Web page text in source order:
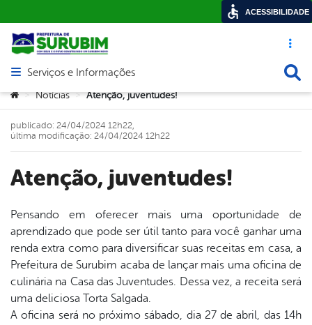
Acesso
Abrir menu principal de navegação
Serviços e Informações
Você está aqui:
> Notícias > Atenção, juventudes!
Atenção, juventudes!
publicado: 24/04/2024 12h22,
última modificação: 24/04/2024 12h22
Pensando em oferecer mais uma oportunidade de
aprendizado que pode ser útil tanto para você ganhar uma
renda extra como para diversificar suas receitas em casa, a
Prefeitura de Surubim acaba de lançar mais uma oficina de
culinária na Casa das Juventudes. Dessa vez, a receita será
uma deliciosa Torta Salgada.
A oficina será no próximo sábado, dia 27 de abril, das 14h
ACESSIBILIDADE